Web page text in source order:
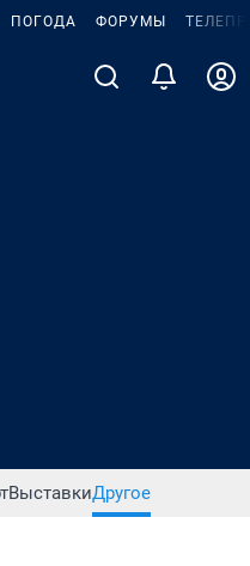
ПОГОДА ФОРУМЫ
ВыставкиДругое